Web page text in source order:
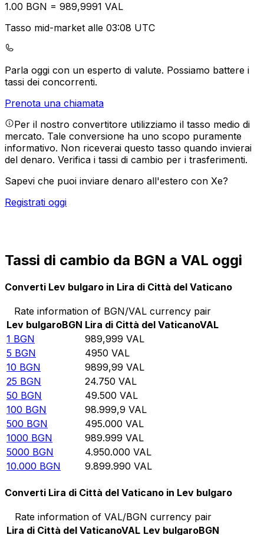
1.00 BGN = 989,9991 VAL
Tasso mid-market alle 03:08 UTC
Parla oggi con un esperto di valute. Possiamo battere i
tassi dei concorrenti.
Prenota una chiamata
Per il nostro convertitore utilizziamo il tasso medio di
mercato. Tale conversione ha uno scopo puramente
informativo. Non riceverai questo tasso quando invierai
del denaro. Verifica i tassi di cambio per i trasferimenti.
Sapevi che puoi inviare denaro all'estero con Xe?
Registrati oggi
Tassi di cambio da BGN a VAL oggi
Converti Lev bulgaro in Lira di Città del Vaticano
Rate information of BGN/VAL currency pair
Lev bulgaroBGN Lira di Città del VaticanoVAL
1 BGN 989,999 VAL
5 BGN 4950 VAL
10 BGN 9899,99 VAL
25 BGN 24.750 VAL
50 BGN 49.500 VAL
100 BGN 98.999,9 VAL
500 BGN 495.000 VAL
1000 BGN 989.999 VAL
5000 BGN 4.950.000 VAL
10.000 BGN 9.899.990 VAL
Converti Lira di Città del Vaticano in Lev bulgaro
Rate information of VAL/BGN currency pair
Lira di Città del VaticanoVAL Lev bulgaroBGN